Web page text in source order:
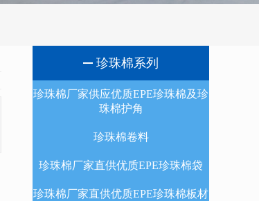
珍珠棉系列
珍珠棉厂家供应优质EPE珍珠棉及珍
珠棉护角
珍珠棉卷料
珍珠棉厂家直供优质EPE珍珠棉袋
珍珠棉厂家直供优质EPE珍珠棉板材